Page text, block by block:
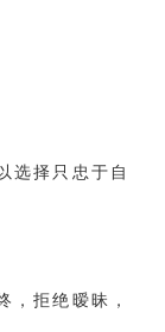
选择只忠于自
，拒绝暧昧，